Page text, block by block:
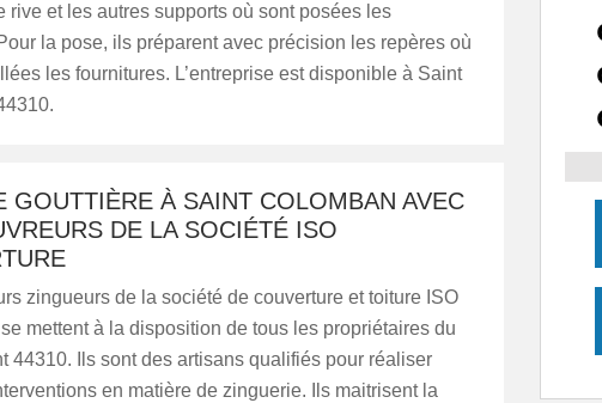
rive et les autres supports où sont posées les
la pose, ils préparent avec précision les repères où
les fournitures. L’entreprise est disponible à Saint
GOUTTIÈRE À SAINT COLOMBAN AVEC
DE LA SOCIÉTÉ ISO
zingueurs de la société de couverture et toiture ISO
mettent à la disposition de tous les propriétaires du
44310. Ils sont des artisans qualifiés pour réaliser
en matière de zinguerie. Ils maitrisent la